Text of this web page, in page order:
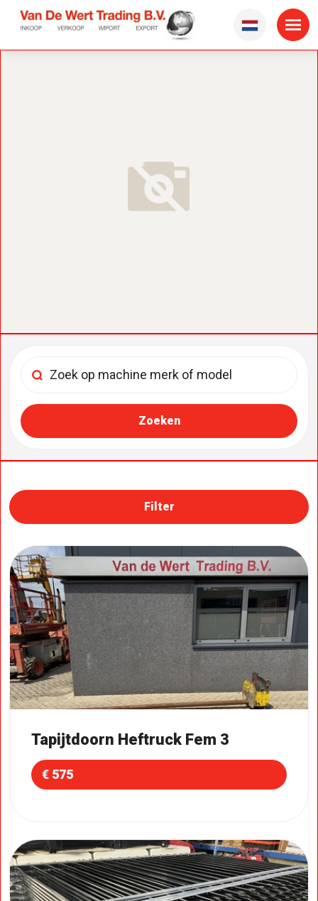
Filter
Tapijtdoorn Heftruck Fem 3
€ 575